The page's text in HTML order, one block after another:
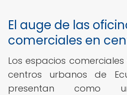
El auge de las
comerciales en
Los espacios
centros urbanos de
presentan como